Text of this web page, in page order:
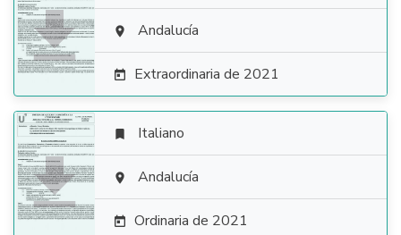
  Andalucía
 Extraordinaria de 2021

 Italiano
 Andalucía
 Ordinaria de 2021